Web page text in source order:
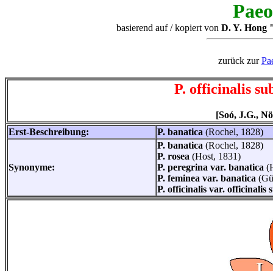
basierend auf / kopiert von D. Y. Hong
zurück zur
P. officinalis
[Soó, J.G.,
Erst-Beschreibung:
P. banatica (Rochel, 1828)
Synonyme:
P. banatica (Rochel, 1828)
P. rosea (Host, 1831)
P. peregrina var. banatica
P. feminea var. banatica
P. officinalis var. officinalis